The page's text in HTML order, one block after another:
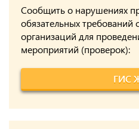
Сообщить о нарушениях
обязательных
организаций для
мероприятий (проверок):
ГИС